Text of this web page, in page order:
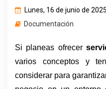
Lunes, 16 de junio de 2025
Documentación
Si planeas ofrecer
varios conceptos y
considerar para